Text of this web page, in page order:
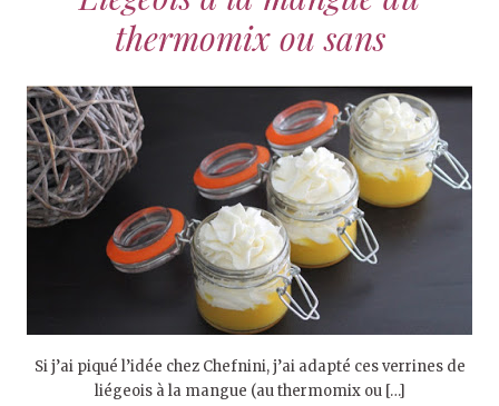
thermomix ou sans
Si j’ai piqué l’idée chez Chefnini, j’ai adapté ces verrines de
liégeois à la mangue (au thermomix ou […]